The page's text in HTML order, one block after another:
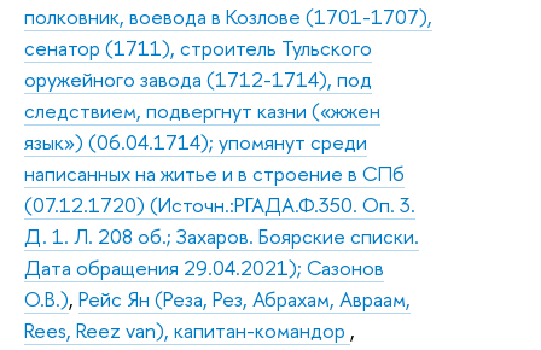
полковник, воевода в Козлове (1701-1707),
сенатор (1711), строитель Тульского
оружейного завода (1712-1714), под
следствием, подвергнут казни («жжен
язык») (06.04.1714); упомянут среди
написанных на житье и в строение в СПб
(07.12.1720) (Источн.:РГАДА.Ф.350. Оп. 3.
Д. 1. Л. 208 об.; Захаров. Боярские списки.
Дата обращения 29.04.2021); Сазонов
О.В.), Рейс Ян (Реза, Рез, Абрахам, Авраам,
Rees, Reez van), капитан-командор ,